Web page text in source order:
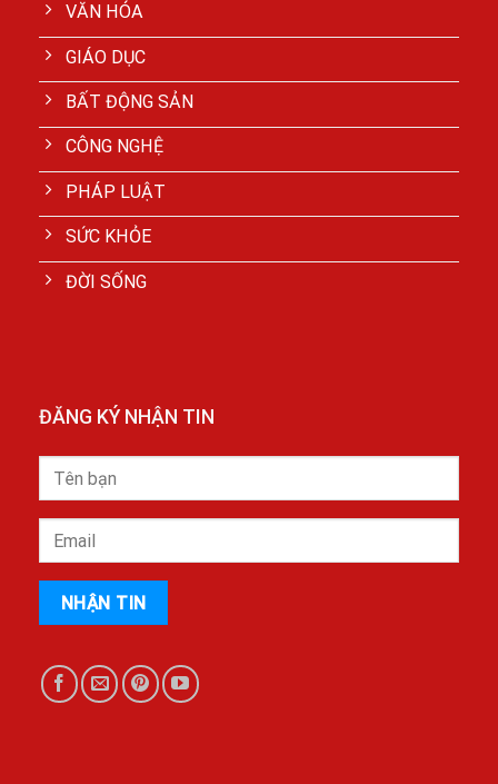
VĂN HÓA
GIÁO DỤC
BẤT ĐỘNG SẢN
CÔNG NGHỆ
PHÁP LUẬT
SỨC KHỎE
ĐỜI SỐNG
ĐĂNG KÝ NHẬN TIN